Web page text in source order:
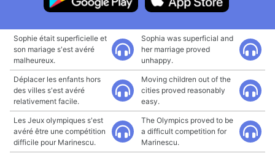
Sophie était superficielle et
son mariage s'est avéré
malheureux.
Sophia was superficial and
her marriage proved
unhappy.
Déplacer les enfants hors
des villes s'est avéré
relativement facile.
Moving children out of the
cities proved reasonably
easy.
Les Jeux olympiques s'est
avéré être une compétition
difficile pour Marinescu.
The Olympics proved to be
a difficult competition for
Marinescu.